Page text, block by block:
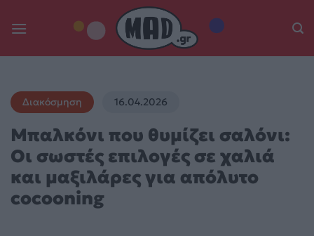
Διακόσμηση 16.04.2026
Μπαλκόνι που θυμίζει σαλόνι:
Οι σωστές επιλογές σε χαλιά
και μαξιλάρες για απόλυτο
cocooning